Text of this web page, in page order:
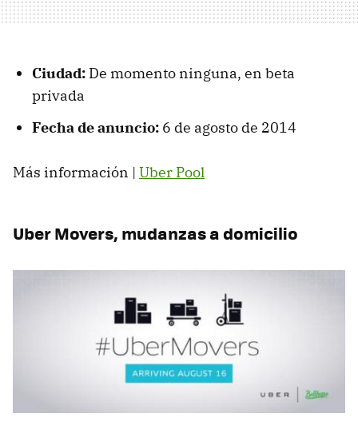
Ciudad: De momento ninguna, en beta
privada
Fecha de anuncio: 6 de agosto de 2014
Más información | Uber Pool
Uber Movers, mudanzas a domicilio